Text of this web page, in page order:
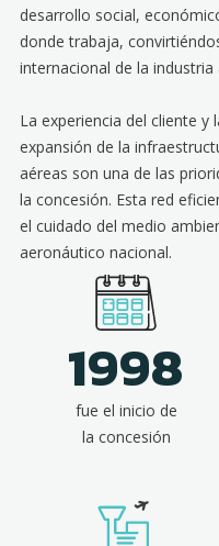
desarrollo social,
donde trabaja,
internacional de la
La experiencia del cliente
expansión de la
aéreas son una de las
la concesión. Esta red
el cuidado del medio
aeronáutico nacional.
1998
fue el inicio de
la concesión